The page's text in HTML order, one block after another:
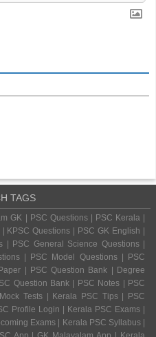
TAGS
GK | PSC Questions | PSC Kerala |
KPSC Questions | PSC GK English |
| PSC General Science Questions |
| PSC Model Questions | PSC
| PSC Question Bank | Degree
Question Bank | PSC Notes | PSC
Tests | Kerala PSC Tips | PSC
Profile Login | Kerala PSC Exams |
Exams | Kerala PSC Syllabus |